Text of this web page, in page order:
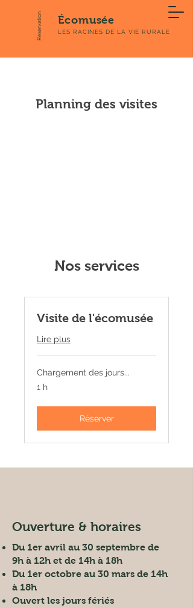
Réservation Écomusée
LES RACINES DE LA VIE RURALE
Planning des visites
Nos services
Visite de l'écomusée
Lire plus
Chargement des jours...
1 h
Réserver
Ouverture & horaires
Du 1er avril au 30 septembre de
9h à 12h et de 14h à 18h
Du 1er octobre au 30 mars de 14h
à 18h
Ouvert les jours fériés